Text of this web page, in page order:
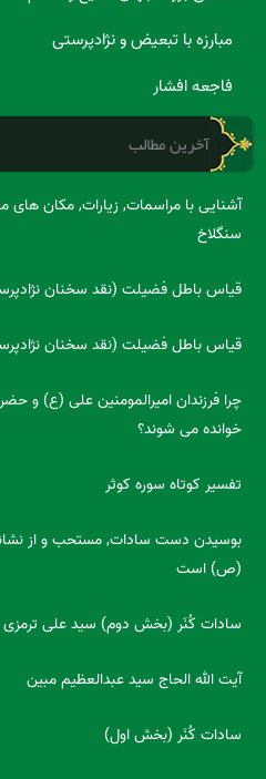
مبارزه با تبعیض و نژادپرستی
فاجعه افشار
آخرین مطالب
آشنایی با مراسمات, زیارات, مکان
سنگلاخ
قیاس باطل فضیلت (نقد سخنان
قیاس باطل فضیلت (نقد سخنان
چرا فرزندان امیرالمومنین علی (ع) و
خوانده می شوند؟
تفسیر کوتاه سوره کوثر
بوسیدن دست سادات, مستحب و از
(ص) است
سادات کُنَر (بخش دوم) سید علی ترمزی
آیت الله الحاج سید عبدالعظیم مبین
سادات کُنَر (بخش اول)